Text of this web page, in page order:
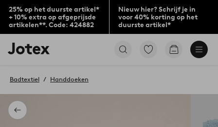
25% op het duurste artikel*
+ 10% extra op afgeprijsde
artikelen**. Code: 424882
Nieuw hier? Schrijf je in
voor 40% korting op het
duurste artikel*
Jotex
logo
to
home
page
Ga
Go
Terug
Badtextiel Handdoeken